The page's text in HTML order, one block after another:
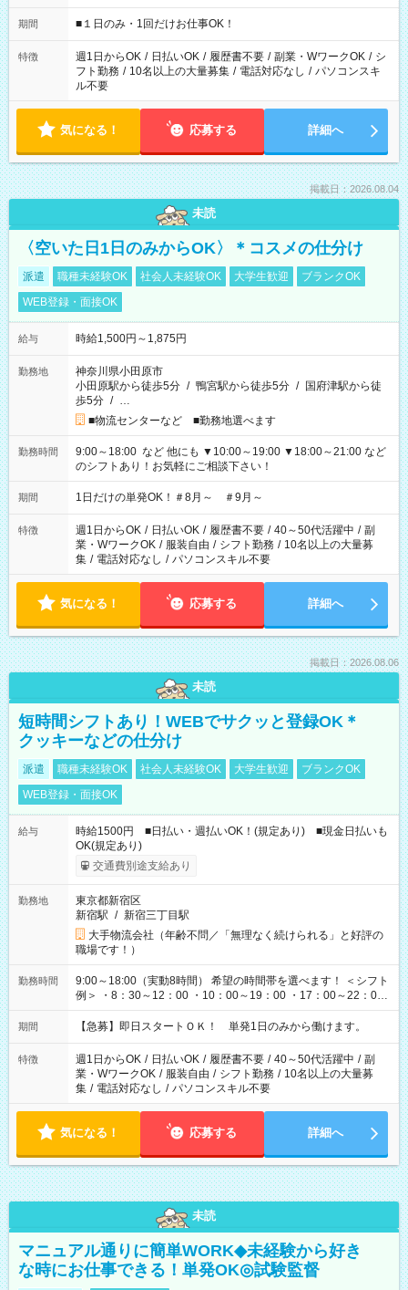
etc ★最短で3時間で5,120円のお仕事から 15時間で2万円近く稼
げるお仕事も！ ご希望のお時間に合わせてご紹介！ ※シフトは
ください！
期間 ■１日のみ・1回だけお仕事OK！
特徴 週1日からOK / 日払いOK / 履歴書不要 / 副業・WワークOK / シ
フト勤務 / 10名以上の大量募集 / 電話対応なし / パソコンスキ
ル不要
気になる！ 応募する 詳細へ
掲載日：2026.08.04
未読
〈空いた日1日のみからOK〉＊コスメの仕分け
派遣 職種未経験OK 社会人未経験OK 大学生歓迎
ブランクOK
WEB登録・面接OK
給与 時給1,500円～1,875円
勤務地
神奈川県小田原市
小田原駅から徒歩5分 / 鴨宮駅から徒歩5分 / 国府津駅から徒
歩5分 / …
■物流センターなど ■勤務地選べます
勤務時間
9:00～18:00 など 他にも ▼10:00～19:00 ▼18:00～21:00 など
のシフトあり！お気軽にご相談下さい！
期間 1日だけの単発OK！＃8月～ ＃9月～
特徴 週1日からOK / 日払いOK / 履歴書不要 / 40～50代活躍中 / 副
業・WワークOK / 服装自由 / シフト勤務 / 10名以上の大量募
集 / 電話対応なし / パソコンスキル不要
気になる！ 応募する 詳細へ
掲載日：2026.08.06
未読
短時間シフトあり！WEBでサクッと登録OK＊
クッキーなどの仕分け
派遣 職種未経験OK 社会人未経験OK 大学生歓迎
ブランクOK
WEB登録・面接OK
給与
時給1500円 ■日払い・週払いOK！(規定あり) ■現金日払いも
OK(規定あり)
交通費別途支給あり
勤務地
東京都新宿区
新宿駅 / 新宿三丁目駅
大手物流会社（年齢不問／「無理なく続けられる」と好評の
職場です！）
勤務時間
9:00～18:00（実動8時間） 希望の時間帯を選べます！ ＜シフト
例＞ ・8：30～12：00 ・10：00～19：00 ・17：00～22：00
・13：00～22：00 ・22：00～翌6：00 など
期間 【急募】即日スタートＯＫ！ 単発1日のみから働けます。
特徴 週1日からOK / 日払いOK / 履歴書不要 / 40～50代活躍中 / 副
業・WワークOK / 服装自由 / シフト勤務 / 10名以上の大量募
集 / 電話対応なし / パソコンスキル不要
気になる！ 応募する 詳細へ
未読
マニュアル通りに簡単WORK◆未経験から好き
な時にお仕事できる！単発OK◎試験監督